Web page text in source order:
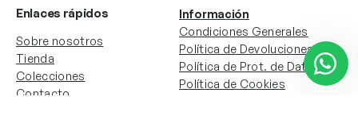
Enlaces rápidos
Sobre nosotros
Tienda
Colecciones
Contacto
Información
Condiciones Generales
Política de Devoluciones
Política de Prot. de Datos
Política de Cookies